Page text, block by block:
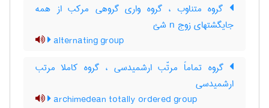
گروه متناوب ، گروه واری گروهی مرکب از همه
جایگشتهای زوج n شئ
alternating group
گروه تماماً مرتّب ارشمیدسی ، گروه کاملا مرتب
ارشمیدسی
archimedean totally ordered group